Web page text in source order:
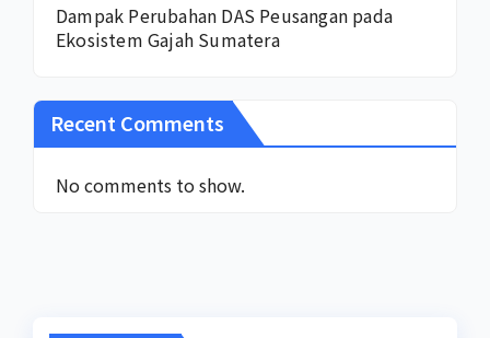
Dampak Perubahan DAS Peusangan pada
Ekosistem Gajah Sumatera
Recent Comments
No comments to show.